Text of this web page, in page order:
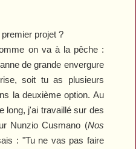
projet ?
on va à la pêche:
de grande envergure
soit tu as plusieurs
la deuxième option. Au
long, j'ai travaillé sur des
Nunzio Cusmano (Nos
: "Tu ne vas pas faire